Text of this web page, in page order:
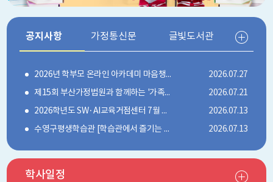
공지사항
2026년 학부모 온라인 아카데미 마음챙김 과정 교육콘텐츠 안내
2026.07.27
제15회 부산가정법원과 함께하는 '가족사랑' 그림 공모전 안내
2026.07.21
2026학년도 SW·AI교육거점센터 7월 학부모 디지털 아카데미 신청 안내
2026.07.13
수영구평생학습관 [학습관에서 즐기는 신나는 여름방학특강] 안내
2026.07.13
가정통신문 글빛도서관
학사일정